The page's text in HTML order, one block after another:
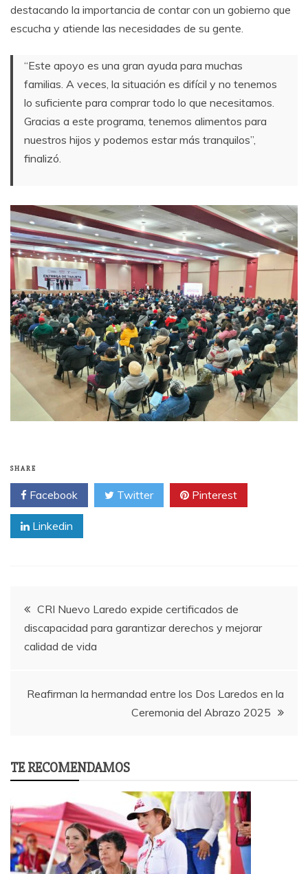
destacando la importancia de contar con un gobierno que
escucha y atiende las necesidades de su gente.
“Este apoyo es una gran ayuda para muchas
familias. A veces, la situación es difícil y no tenemos
lo suficiente para comprar todo lo que necesitamos.
Gracias a este programa, tenemos alimentos para
nuestros hijos y podemos estar más tranquilos”,
finalizó.
SHARE
Facebook Twitter Pinterest
Linkedin
Post
navigation
CRI Nuevo Laredo expide certificados de
discapacidad para garantizar derechos y mejorar
calidad de vida
Reafirman la hermandad entre los Dos Laredos en la
Ceremonia del Abrazo 2025
TE RECOMENDAMOS